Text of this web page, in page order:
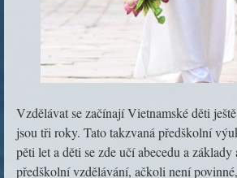
Vzdělávat se začínají Vietnamské děti
jsou tři roky. Tato takzvaná předškolní
pěti let a děti se zde učí abecedu a
předškolní vzdělávání, ačkoli není